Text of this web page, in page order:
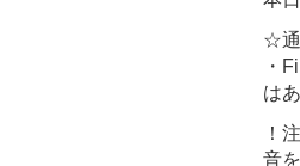
☆通
・
は
！
音